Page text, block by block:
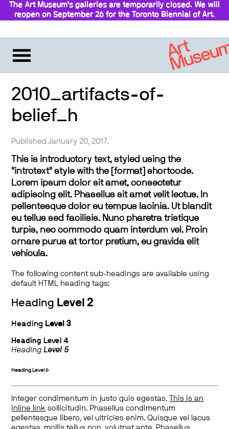
The Art Museum’s galleries are temporarily closed. We will
reopen on September 26 for the Toronto Biennial of Art.
2010_artifacts-of-
belief_h
Published January 20, 2017.
This is introductory text, styled using the
"introtext" style with the [format] shortcode.
Lorem ipsum dolor sit amet, consectetur
adipiscing elit. Phasellus sit amet velit lectus. In
pellentesque dolor eu tempus lacinia. Ut blandit
eu tellus sed facilisis. Nunc pharetra tristique
turpis, nec commodo quam interdum vel. Proin
ornare purus at tortor pretium, eu gravida elit
vehicula.
The following content sub-headings are available using
default HTML heading tags:
Heading Level 2
Heading Level 3
Heading Level 4
HeadingLevel 5
Heading Level 6
Integer condimentum in justo quis egestas.
This is an
inline link sollicitudin. Phasellus condimentum
pellentesque libero, vel ultricies enim. Quisque vel lacus